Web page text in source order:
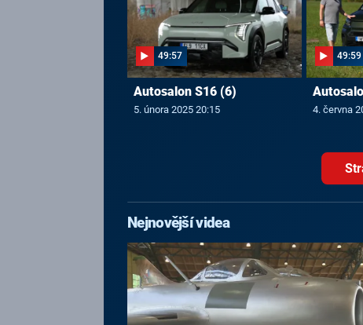
49:57
Autosalon S16 (6)
5. února 2025 20:15
49:59
4. června
Nejnovější videa